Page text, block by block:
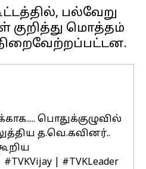
பல்வேறு
குறித்து மொத்தம்
பொதுக்குழுவில்
த.வெ.கவினர்..
#TVKVijay
#TVKLeader